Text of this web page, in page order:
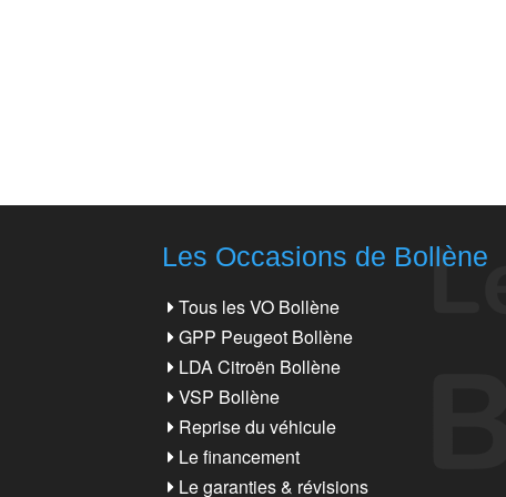
Les Occasions de Bollène
Tous les VO Bollène
GPP Peugeot Bollène
LDA Citroën Bollène
VSP Bollène
Reprise du véhicule
Le financement
Le garanties & révisions